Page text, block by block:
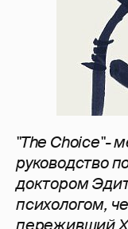
"The Choice"-
руководство
доктором
психологом,